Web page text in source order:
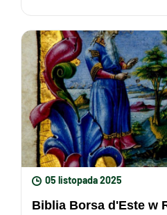
05 listopada 2025
Biblia Borsa d'Este w